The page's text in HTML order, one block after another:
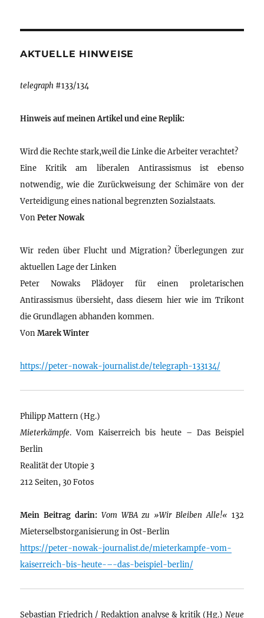
AKTUELLE HINWEISE
telegraph #133/134
Hinweis auf meinen Artikel und eine Replik:
Wird die Rechte stark,weil die Linke die Arbeiter verachtet?
Eine Kritik am liberalen Antirassismus ist ebenso
notwendig, wie die Zurückweisung der Schimäre von der
Verteidigung eines national begrenzten Sozialstaats.
VonPeter Nowak
Wir reden über Flucht und Migration? Überlegungen zur
aktuellen Lage der Linken
Peter Nowaks Plädoyer für einen proletarischen
Antirassismus übersieht, dass diesem hier wie im Trikont
die Grundlagen abhanden kommen.
VonMarek Winter
https://peter-nowak-journalist.de/telegraph-133134/
Philipp Mattern (Hg.)
Mieterkämpfe. Vom Kaiserreich bis heute – Das Beispiel
Berlin
Realität der Utopie 3
212 Seiten, 30 Fotos
Mein Beitrag darin: Vom WBA zu »Wir Bleiben Alle!« 132
Mieterselbstorganisierung in Ost-Berlin
https://peter-nowak-journalist.de/mieterkampfe-vom-
kaiserreich-bis-heute-–-das-beispiel-berlin/
Sebastian Friedrich / Redaktion analyse & kritik (Hg.) Neue